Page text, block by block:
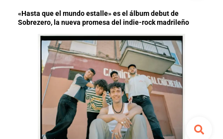
«Hasta que el mundo estalle» es el álbum debut de
Sobrezero, la nueva promesa del indie-rock madrileño